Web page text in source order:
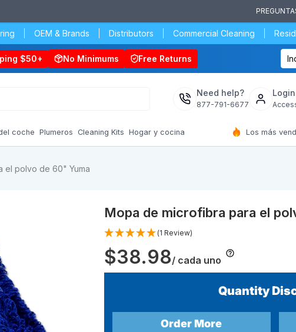
OEM & Brands Distributors Commercial Cleaning
$50+ No Minimums Free Returns
Need help?
877-791-6677
coche Plumeros Cleaning Kits Hogar y cocina Los más
el polvo de 60" Yuma
Mopa de microfibra para el
(1 Review)
$38.98/ cada uno
Quantity
Order More